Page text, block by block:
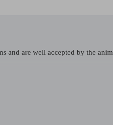
and are well accepted by the